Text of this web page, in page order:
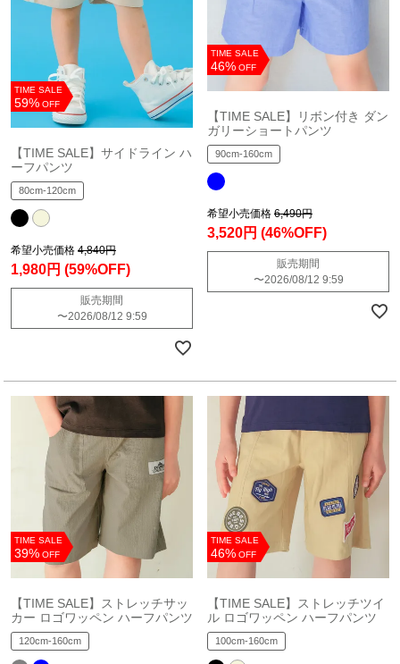
TIME SALE
59% OFF
【TIME SALE】サイドライン ハ
ーフパンツ
80cm-120cm
希望小売価格 4,840円
1,980円 (59%OFF)
販売期間
〜2026/08/12 9:59
TIME SALE
46% OFF
【TIME SALE】リボン付き ダン
ガリーショートパンツ
90cm-160cm
希望小売価格 6,490円
3,520円 (46%OFF)
販売期間
〜2026/08/12 9:59
TIME SALE
39% OFF
【TIME SALE】ストレッチサッ
カー ロゴワッペン ハーフパンツ
120cm-160cm
TIME SALE
46% OFF
【TIME SALE】ストレッチツイ
ル ロゴワッペン ハーフパンツ
100cm-160cm